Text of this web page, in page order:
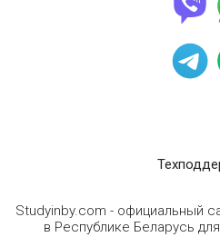
Studyinby.com - официальный
в Республике Беларусь